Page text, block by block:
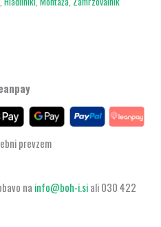
prevzem
na info@boh-i.siali 030 422